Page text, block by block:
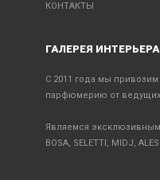
КОНТАКТЫ
ГАЛЕРЕЯ
С 2011 года мы
парфюмерию от ведущих
Являемся
BOSA, SELETTI, MIDJ,